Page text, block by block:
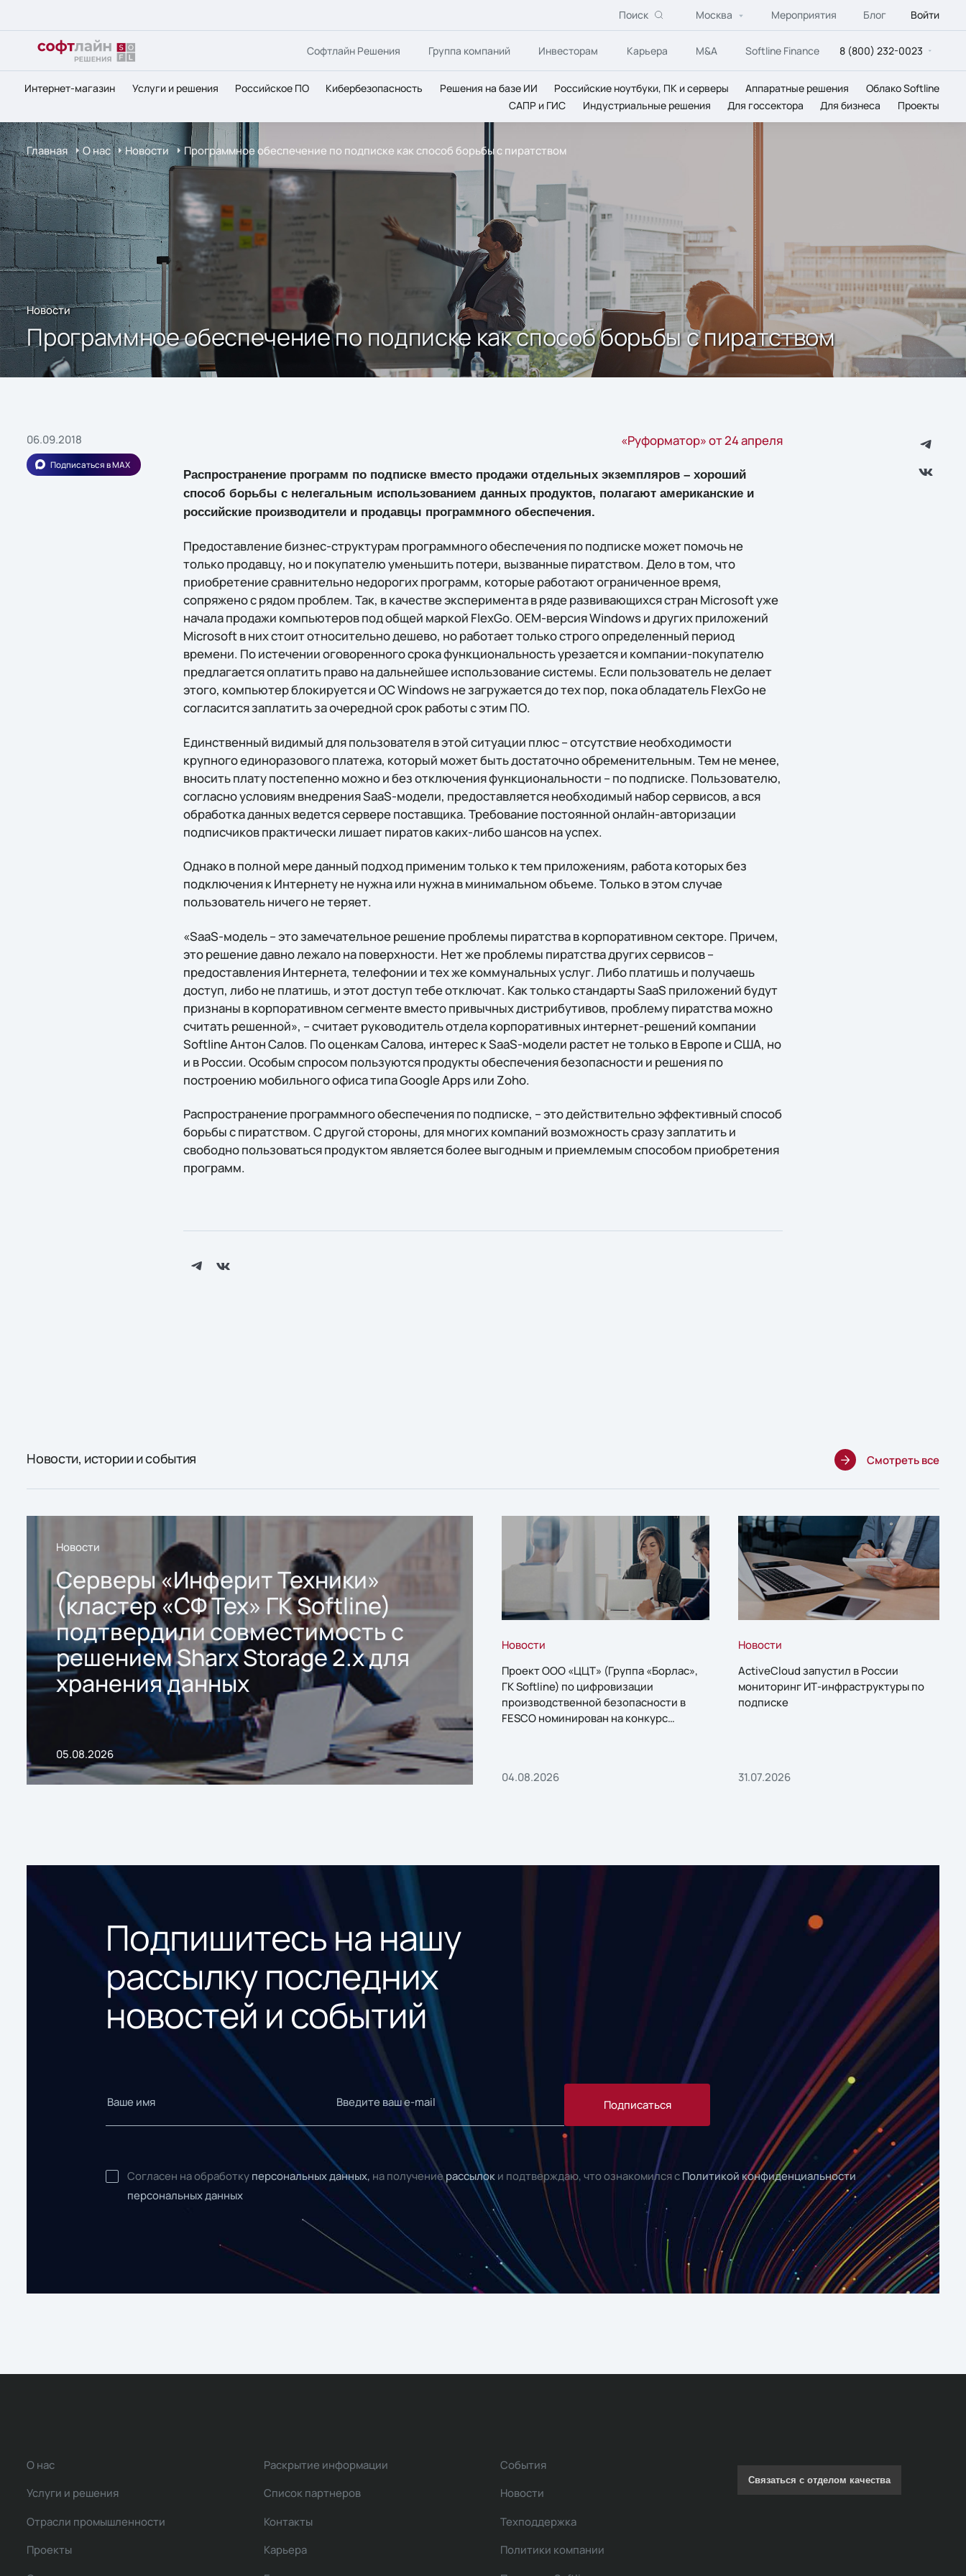
Поиск Москва Мероприятия Блог Войти
Софтлайн Решения Группа компаний Инвесторам Карьера M&A Softline Finance 8 (800) 232-0023
Интернет-магазин Услуги и решения Российское ПО Кибербезопасность Решения на базе ИИ Российские ноутбуки, ПК и серверы Аппаратные решения
Облако Softline
САПР и ГИС
Индустриальные решения Для госсектора Для бизнеса Проекты
Главная О нас Новости Программное обеспечение по подписке как способ борьбы с пиратством
Новости
Программное обеспечение по подписке как способ борьбы с пиратством
06.09.2018
Подписаться в MAX
«Руформатор» от 24 апреля
Распространение программ по подписке вместо продажи отдельных экземпляров – хороший
способ борьбы с нелегальным использованием данных продуктов, полагают американские и
российские производители и продавцы программного обеспечения.
Предоставление бизнес-структурам программного обеспечения по подписке может помочь не
только продавцу, но и покупателю уменьшить потери, вызванные пиратством. Дело в том, что
приобретение сравнительно недорогих программ, которые работают ограниченное время,
сопряжено с рядом проблем. Так, в качестве эксперимента в ряде развивающихся стран Microsoft уже
начала продажи компьютеров под общей маркой FlexGo. OEM-версия Windows и других приложений
Microsoft в них стоит относительно дешево, но работает только строго определенный период
времени. По истечении оговоренного срока функциональность урезается и компании-покупателю
предлагается оплатить право на дальнейшее использование системы. Если пользователь не делает
этого, компьютер блокируется и ОС Windows не загружается до тех пор, пока обладатель FlexGo не
согласится заплатить за очередной срок работы с этим ПО.
Единственный видимый для пользователя в этой ситуации плюс – отсутствие необходимости
крупного единоразового платежа, который может быть достаточно обременительным. Тем не менее,
вносить плату постепенно можно и без отключения функциональности – по подписке. Пользователю,
согласно условиям внедрения SaaS-модели, предоставляется необходимый набор сервисов, а вся
обработка данных ведется сервере поставщика. Требование постоянной онлайн-авторизации
подписчиков практически лишает пиратов каких-либо шансов на успех.
Однако в полной мере данный подход применим только к тем приложениям, работа которых без
подключения к Интернету не нужна или нужна в минимальном объеме. Только в этом случае
пользователь ничего не теряет.
«SaaS-модель – это замечательное решение проблемы пиратства в корпоративном секторе. Причем,
это решение давно лежало на поверхности. Нет же проблемы пиратства других сервисов –
предоставления Интернета, телефонии и тех же коммунальных услуг. Либо платишь и получаешь
доступ, либо не платишь, и этот доступ тебе отключат. Как только стандарты SaaS приложений будут
признаны в корпоративном сегменте вместо привычных дистрибутивов, проблему пиратства можно
считать решенной», – считает руководитель отдела корпоративных интернет-решений компании
Softline Антон Салов. По оценкам Салова, интерес к SaaS-модели растет не только в Европе и США, но
и в России. Особым спросом пользуются продукты обеспечения безопасности и решения по
построению мобильного офиса типа Google Apps или Zoho.
Распространение программного обеспечения по подписке, – это действительно эффективный способ
борьбы с пиратством. С другой стороны, для многих компаний возможность сразу заплатить и
свободно пользоваться продуктом является более выгодным и приемлемым способом приобретения
программ.
Новости, истории и события Смотреть все
Новости
Серверы «Инферит Техники»
(кластер «СФ Тех» ГК Softline)
подтвердили совместимость с
решением Sharx Storage 2.x для
хранения данных
05.08.2026
Новости
Проект ООО «ЦЦТ» (Группа «Борлас»,
ГК Softline) по цифровизации
производственной безопасности в
FESCO номинирован на конкурс
04.08.2026
Новости
ActiveCloud запустил в России
мониторинг ИТ-инфраструктуры по
подписке
31.07.2026
Подпишитесь на нашу
рассылку последних
новостей и событий
Подписаться
Согласен на обработку персональных данных, на получениерассылок и подтверждаю, что ознакомился с Политикой конфиденциальности
персональных данных
О нас
Услуги и решения
Отрасли промышленности
Проекты
Раскрытие информации
Список партнеров
Контакты
Карьера
События
Новости
Техподдержка
Политики компании
Связаться с отделом качества